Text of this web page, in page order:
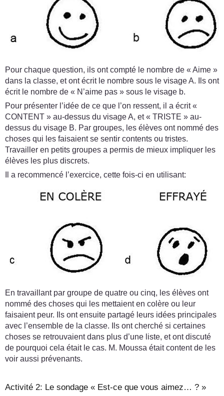
Pour chaque question, ils ont compté le nombre de « Aime »
dans la classe, et ont écrit le nombre sous le visage A. Ils ont
écrit le nombre de « N’aime pas » sous le visage b.
Pour présenter l’idée de ce que l’on ressent, il a écrit «
CONTENT » au-dessus du visage A, et « TRISTE » au-
dessus du visage B. Par groupes, les élèves ont nommé des
choses qui les faisaient se sentir contents ou tristes.
Travailler en petits groupes a permis de mieux impliquer les
élèves les plus discrets.
Il a recommencé l’exercice, cette fois-ci en utilisant:
En travaillant par groupe de quatre ou cinq, les élèves ont
nommé des choses qui les mettaient en colère ou leur
faisaient peur. Ils ont ensuite partagé leurs idées principales
avec l’ensemble de la classe. Ils ont cherché si certaines
choses se retrouvaient dans plus d’une liste, et ont discuté
de pourquoi cela était le cas. M. Moussa était content de les
voir aussi prévenants.
Activité 2: Le sondage « Est-ce que vous aimez… ? »